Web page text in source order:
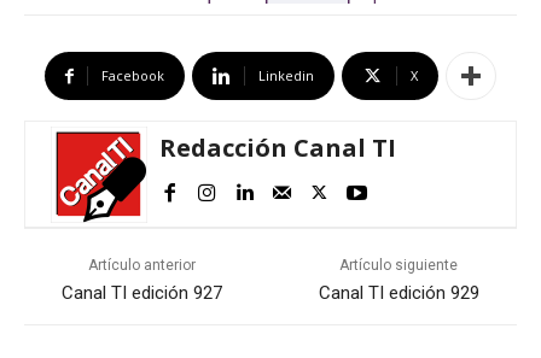
Facebook Linkedin X
Redacción Canal TI
Artículo anterior
Canal TI edición 927
Artículo siguiente
Canal TI edición 929